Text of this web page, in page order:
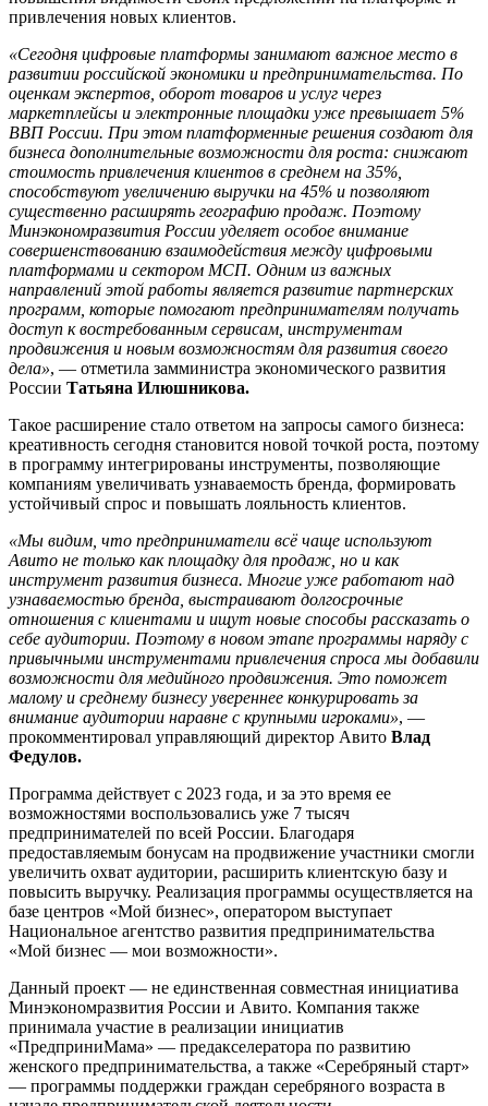
привлечения новых клиентов.
«Сегодня цифровые платформы занимают важное место в
развитии российской экономики и предпринимательства. По
оценкам экспертов, оборот товаров и услуг через
маркетплейсы и электронные площадки уже превышает 5%
ВВП России. При этом платформенные решения создают для
бизнеса дополнительные возможности для роста: снижают
стоимость привлечения клиентов в среднем на 35%,
способствуют увеличению выручки на 45% и позволяют
существенно расширять географию продаж. Поэтому
Минэкономразвития России уделяет особое внимание
совершенствованию взаимодействия между цифровыми
платформами и сектором МСП. Одним из важных
направлений этой работы является развитие партнерских
программ, которые помогают предпринимателям получать
доступ к востребованным сервисам, инструментам
продвижения и новым возможностям для развития своего
дела», — отметила замминистра экономического развития
России Татьяна Илюшникова.
Такое расширение стало ответом на запросы самого бизнеса:
креативность сегодня становится новой точкой роста, поэтому
в программу интегрированы инструменты, позволяющие
компаниям увеличивать узнаваемость бренда, формировать
устойчивый спрос и повышать лояльность клиентов.
«Мы видим, что предприниматели всё чаще используют
Авито не только как площадку для продаж, но и как
инструмент развития бизнеса. Многие уже работают над
узнаваемостью бренда, выстраивают долгосрочные
отношения с клиентами и ищут новые способы рассказать о
себе аудитории. Поэтому в новом этапе программы наряду с
привычными инструментами привлечения спроса мы добавили
возможности для медийного продвижения. Это поможет
малому и среднему бизнесу увереннее конкурировать за
внимание аудитории наравне с крупными игроками», —
прокомментировал управляющий директор Авито Влад
Федулов.
Программа действует с 2023 года, и за это время ее
возможностями воспользовались уже 7 тысяч
предпринимателей по всей России. Благодаря
предоставляемым бонусам на продвижение участники смогли
увеличить охват аудитории, расширить клиентскую базу и
повысить выручку. Реализация программы осуществляется на
базе центров «Мой бизнес», оператором выступает
Национальное агентство развития предпринимательства
«Мой бизнес — мои возможности».
Данный проект — не единственная совместная инициатива
Минэкономразвития России и Авито. Компания также
принимала участие в реализации инициатив
«ПредприниМама» — предакселератора по развитию
женского предпринимательства, а также «Серебряный старт»
— программы поддержки граждан серебряного возраста в